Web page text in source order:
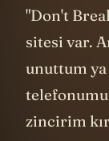
"Don't
sitesi var.
unuttum
zincirim